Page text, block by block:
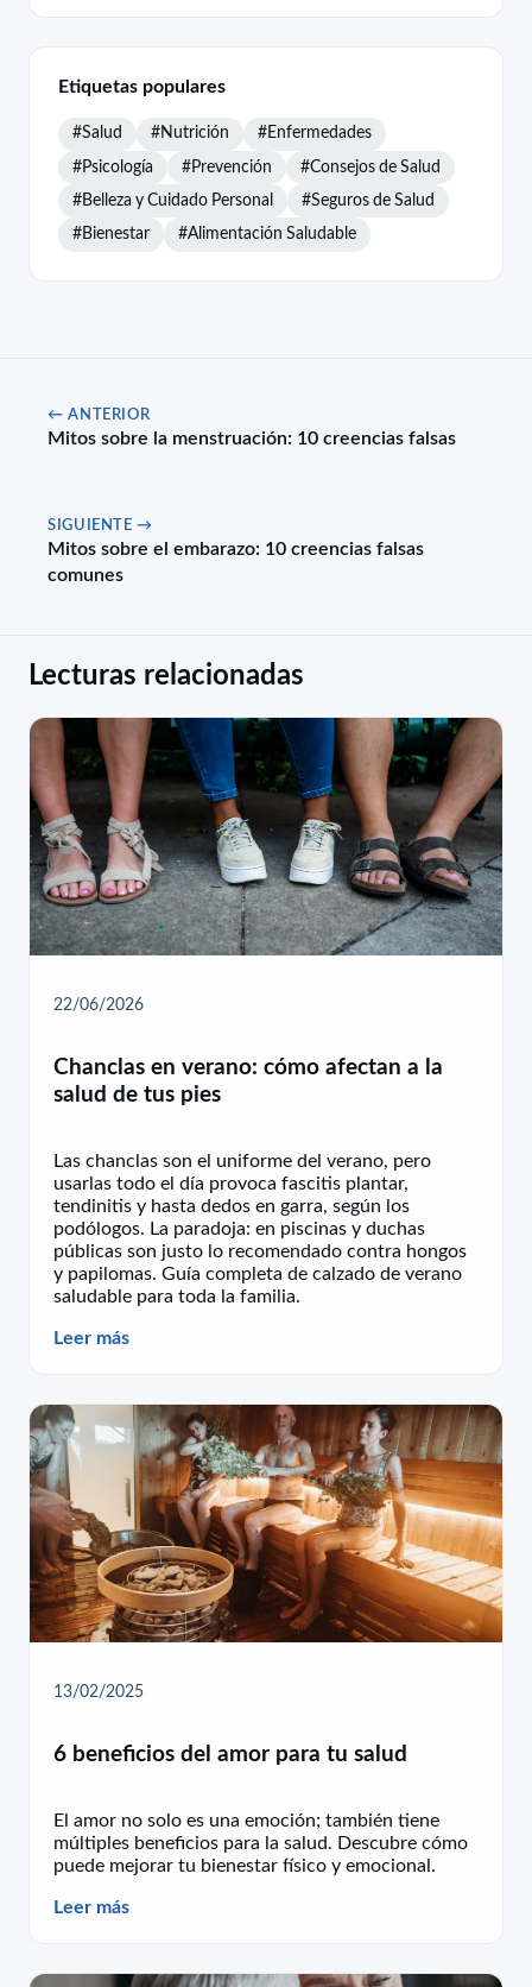
Etiquetas populares
#Salud #Nutrición #Enfermedades
#Psicología #Prevención #Consejos de Salud
#Belleza y Cuidado Personal #Seguros de Salud
#Bienestar #Alimentación Saludable
← ANTERIOR
Mitos sobre la menstruación: 10 creencias falsas
SIGUIENTE →
Mitos sobre el embarazo: 10 creencias falsas
comunes
Lecturas relacionadas
22/06/2026
Chanclas en verano: cómo afectan a la
salud de tus pies
Las chanclas son el uniforme del verano, pero
usarlas todo el día provoca fascitis plantar,
tendinitis y hasta dedos en garra, según los
podólogos. La paradoja: en piscinas y duchas
públicas son justo lo recomendado contra hongos
y papilomas. Guía completa de calzado de verano
saludable para toda la familia.
Leer más
13/02/2025
6 beneficios del amor para tu salud
El amor no solo es una emoción; también tiene
múltiples beneficios para la salud. Descubre cómo
puede mejorar tu bienestar físico y emocional.
Leer más